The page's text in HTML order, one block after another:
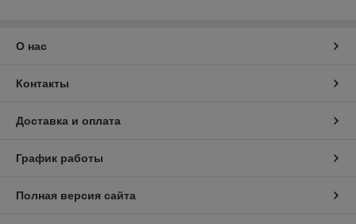
О нас
Контакты
Доставка и оплата
График работы
Полная версия сайта